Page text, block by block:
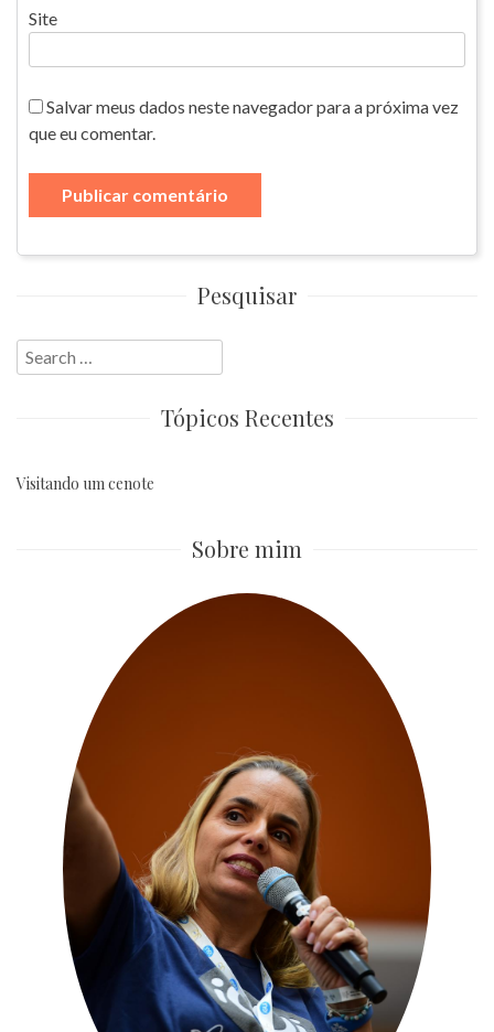
Site
Salvar meus dados neste navegador para a próxima vez
que eu comentar.
Pesquisar
Search
for:
Tópicos Recentes
Visitando um cenote
Sobre mim